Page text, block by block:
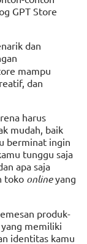
GPT Store
dan
mampu
dan
harus
mudah, baik
berminat ingin
tunggu saja
apa saja
toko onlineyang
produk-
memiliki
identitas kamu